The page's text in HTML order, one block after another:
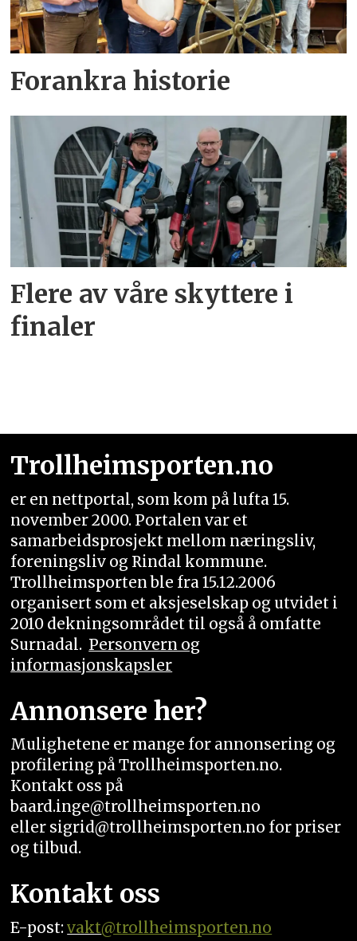
Forankra historie
Flere av våre skyttere i
finaler
Trollheimsporten.no
er en nettportal, som kom på lufta 15.
november 2000. Portalen var et
samarbeidsprosjekt mellom næringsliv,
foreningsliv og Rindal kommune.
Trollheimsporten ble fra 15.12.2006
organisert som et aksjeselskap og utvidet i
2010 dekningsområdet til også å omfatte
Surnadal. Personvern og
informasjonskapsler
Annonsere her?
Mulighetene er mange for annonsering og
profilering på Trollheimsporten.no.
Kontakt oss på
baard.inge@trollheimsporten.no
eller sigrid@trollheimsporten.no for priser
og tilbud.
Kontakt oss
E-post:vakt@trollheimsporten.no